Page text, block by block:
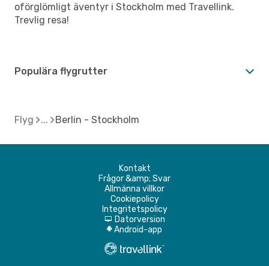
oförglömligt äventyr i Stockholm med Travellink.
Trevlig resa!
Populära flygrutter
Flyg Berlin - Stockholm
Kontakt
Frågor &amp; Svar
Allmänna villkor
Cookiepolicy
Integritetspolicy
d Datorversion
A Android-app